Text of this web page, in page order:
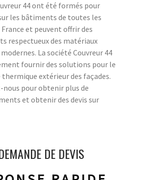
44 ont été formés pour
les bâtiments de toutes les
et peuvent offrir des
respectueux des matériaux
La société Couvreur 44
fournir des solutions pour le
extérieur des façades.
pour obtenir plus de
et obtenir des devis sur
DE DEVIS